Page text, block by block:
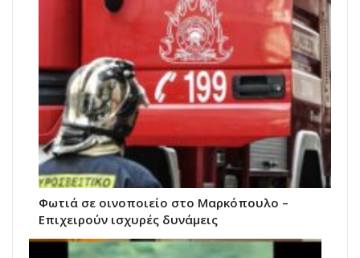
Φωτιά σε οινοποιείο στο Μαρκόπουλο –
Επιχειρούν ισχυρές δυνάμεις